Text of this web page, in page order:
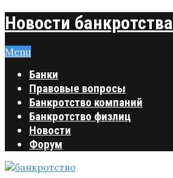
Новости банкротства
Menu
Банки
Правовые вопросы
Банкротство компаний
Банкротство физлиц
Новости
Форум